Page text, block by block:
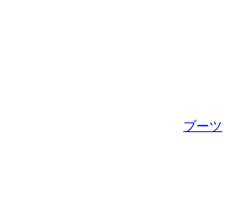
ブーツ